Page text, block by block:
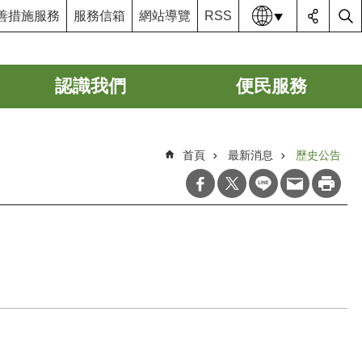
措施服務 服務信箱 網站導覽 RSS 語系
認識我們 便民服務
首頁 最新消息 歷史公告